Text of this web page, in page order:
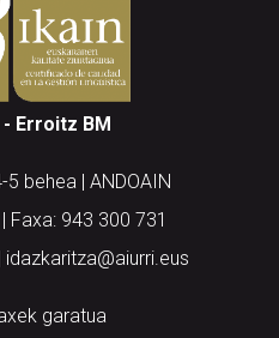
Erroitz BM
behea | ANDOAIN
Faxa: 943 300 731
idazkaritza@aiurri.eus
garatua